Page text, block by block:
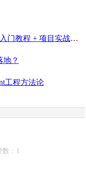
傻子可懂的 Harness Engineering 入门教程 + 项目实战，一次搞懂 AI 编程工程化！
地？
工程方法论
数：1